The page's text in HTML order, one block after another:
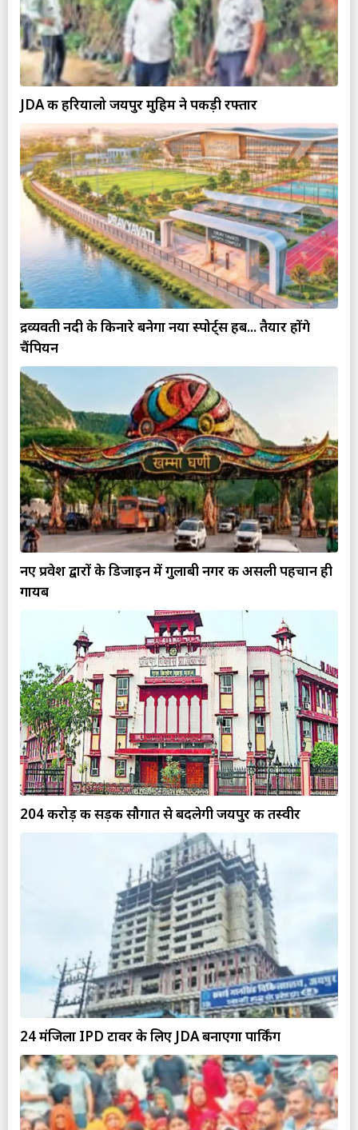
JDA की हरियालो जयपुर मुहिम ने पकड़ी रफ्तार
द्रव्यवती नदी के किनारे बनेगा नया स्पोर्ट्स हब... तैयार होंगे
चैंपियन
नए प्रवेश द्वारों के डिजाइन में गुलाबी नगर की असली पहचान ही
गायब
204 करोड़ की सड़क सौगात से बदलेगी जयपुर की तस्वीर
24 मंजिला IPD टावर के लिए JDA बनाएगा पार्किंग